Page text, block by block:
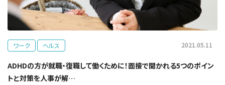
ワーク ヘルス 2021.05.11
ADHDの方が就職・復職して働くために！面接で聞かれる5つのポイン
トと対策を人事が解…